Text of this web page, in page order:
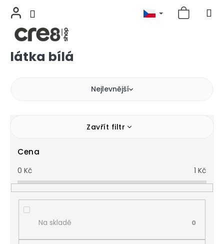
Přejítlátka bílá
Nejlevnější
Zavřít filtr
Cena
0 Kč 1 Kč
Na skladě 0